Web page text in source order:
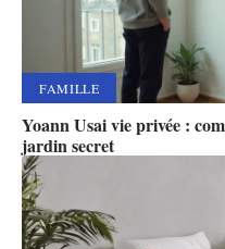
FAMILLE
Yoann Usai vie privée :
jardin secret